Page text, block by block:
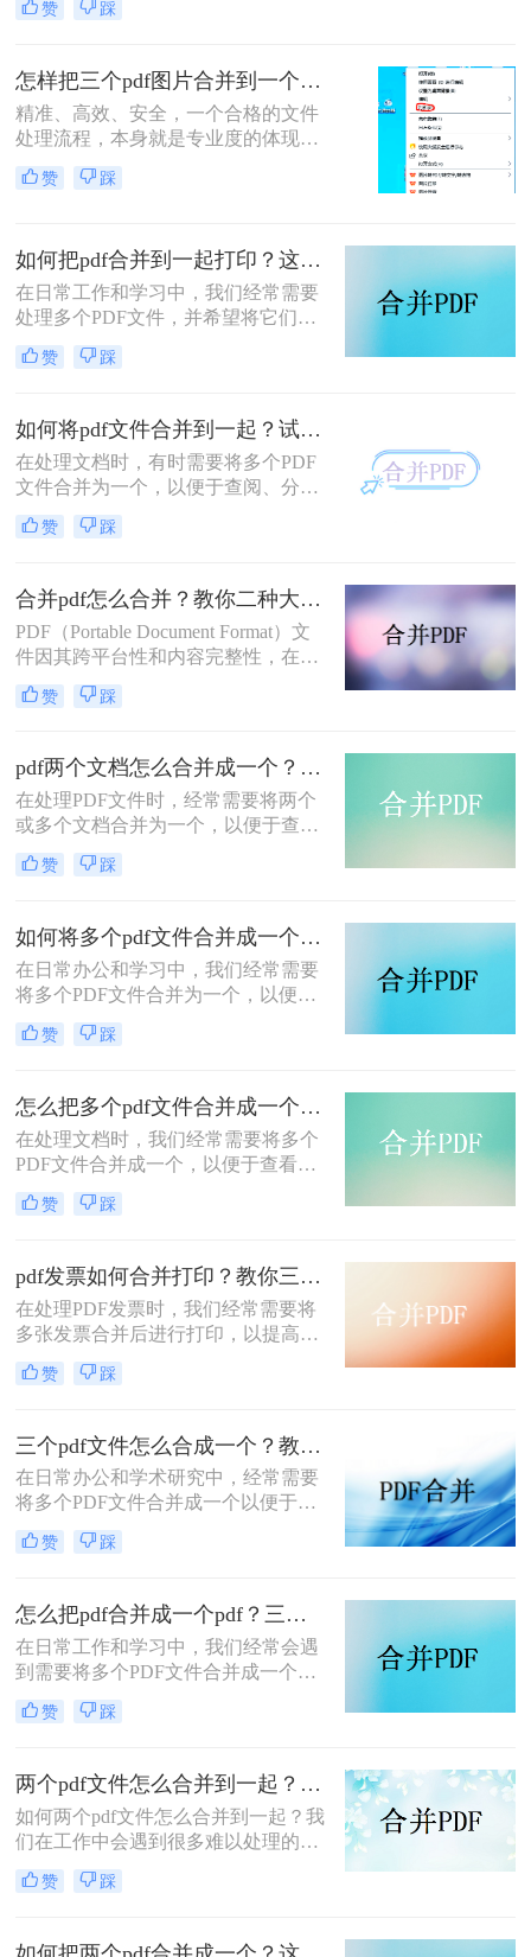
博主，小编经常被粉丝问到：“怎么
背后却藏着效率的巨大分水岭。职场
办公人群和自媒体创作者们，常常陷
入信息碎片化、操作繁琐和安全隐忧
的困境。
赞 踩
怎样把三个pdf图片合并到一个文件？三招搞定，职场效率飙升秘籍！
精准、高效、安全，一个合格的文件
处理流程，本身就是专业度的体现。
在信息爆炸的职场，我们每天都要与
海量文档打交道。你是否也经常遇到
PDF，或是三份散乱的报告图表
PDF，急需你整理成一个规整的文件
进行提交或归档？
赞 踩
如何把pdf合并到一起打印？这4种合并方法了解一下！
在日常工作和学习中，我们经常需要
处理多个PDF文件，并希望将它们合
并成一个文件进行打印，以便于管理
和节省纸张。那么如何把pdf合并到一
合并PDF文件并打印，每种方法都附
有简介。
赞 踩
如何将pdf文件合并到一起？试试这二个合并方法！
在处理文档时，有时需要将多个PDF
文件合并为一个，以便于查阅、分享
或存储。那么如何将pdf文件合并到一
起呢？本文将介绍两种合并PDF文件
赞 踩
合并pdf怎么合并？教你二种大家都在用的合并方法！
PDF（Portable Document Format）文
件因其跨平台性和内容完整性，在日
常办公和学习中得到了广泛应用。有
时，我们需要将多个PDF文件合并为
么合并pdf怎么合并呢？本文将介绍两
种常见的PDF合并方法。
赞 踩
pdf两个文档怎么合并成一个？这4种合并方法快来看看！
在处理PDF文件时，经常需要将两个
或多个文档合并为一个，以便于查
阅、分享或存档。那么pdf两个文档怎
么合并成一个呢？本文将介绍四种常
赞 踩
如何将多个pdf文件合并成一个？这3种方法轻松合并文件！
在日常办公和学习中，我们经常需要
将多个PDF文件合并为一个，以便于
分享、存储和管理。那么如何将多个
pdf文件合并成一个呢？本文将介绍四
法，帮助您轻松完成PDF文件的合并
任务。
赞 踩
怎么把多个pdf文件合并成一个？试试看这二种转换方式！
在处理文档时，我们经常需要将多个
PDF文件合并成一个，以便于查看、
传输和存档。那么怎么把多个pdf文件
合并成一个呢？本文将介绍两种常用
PDF合并任务。
赞 踩
pdf发票如何合并打印？教你三种简单合并方法！
在处理PDF发票时，我们经常需要将
多张发票合并后进行打印，以提高工
作效率和节省纸张。那么PDF发票如
何合并打印呢？以下将介绍三种合并
轻松应对这一需求。
赞 踩
三个pdf文件怎么合成一个？教你4种大家都在用方法！
在日常办公和学术研究中，经常需要
将多个PDF文件合并成一个以便于管
理和分享。那么三个pdf文件怎么合成
一个呢？本文将介绍四种将三个PDF
赞 踩
怎么把pdf合并成一个pdf？三种方法教你快速合并pdf！
在日常工作和学习中，我们经常会遇
到需要将多个PDF文件合并成一个文
件的需求。无论是为了整理资料、简
化分享流程，还是为了更方便地阅读
的功能。那么怎么把pdf合并成一个
pdf呢？以下将详细介绍几种常用的
PDF合并方法，帮助您轻松实现这一
目标。
赞 踩
两个pdf文件怎么合并到一起？大家来试试这3种方法吧！
如何两个pdf文件怎么合并到一起？我
们在工作中会遇到很多难以处理的文
件，比如PDF文件，特别是多个PDF
文件合并成一个PDF文件。事实上，
互联网上找到相关的方法。最后，我
赞 踩